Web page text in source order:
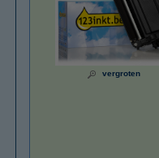
vergroten